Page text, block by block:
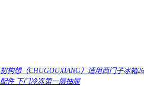
初构想（CHUGOUXIANG）适用西门子冰箱
配件 下门冷冻第一层抽屉